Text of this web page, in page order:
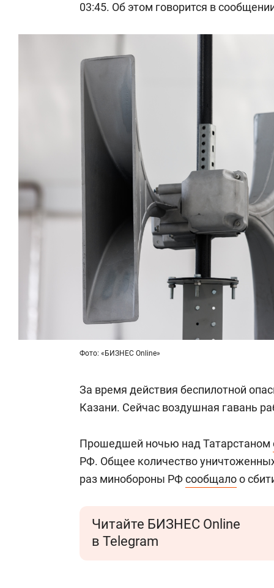
03:45. Об этом говорится в
Фото: «БИЗНЕС Online»
За время действия беспилотной
Казани. Сейчас воздушная гавань
Прошедшей ночью над Татарстаном
РФ. Общее количество
раз минобороны РФсообщалоо
Читайте БИЗНЕС Online
в Telegram
Как ГК «МИР ГРУПП» и ВТБ
создают оазис жилого
комфорта под Казанью